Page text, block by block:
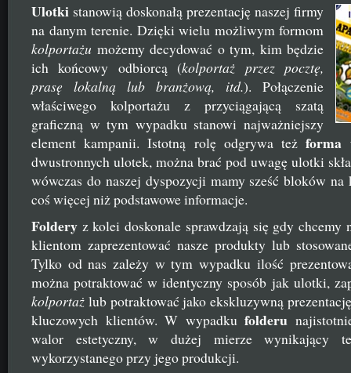
Ulotki stanowią doskonałą prezentację naszej firmy
na danym terenie. Dzięki wielu możliwym formom
kolportażu możemy decydować o tym, kim będzie
ich końcowy odbiorcą (kolportaż przez pocztę,
prasę lokalną lub branżową, itd.). Połączenie
właściwego kolportażu z przyciągającą szatą
graficzną w tym wypadku stanowi najważniejszy
element kampanii. Istotną rolę odgrywa teżforma
dwustronnych ulotek, można brać pod uwagę ulotki
wówczas do naszej dyspozycji mamy sześć bloków
coś więcej niż podstawowe informacje.
Foldery z kolei doskonale sprawdzają się gdy chcemy
klientom zaprezentować nasze produkty lub
Tylko od nas zależy w tym wypadku ilość
można potraktować w identyczny sposób jak ulotki,
kolportaż lub potraktować jako ekskluzywną
kluczowych klientów. W wypadku folderu
walor estetyczny, w dużej mierze wynikający
wykorzystanego przy jego produkcji.